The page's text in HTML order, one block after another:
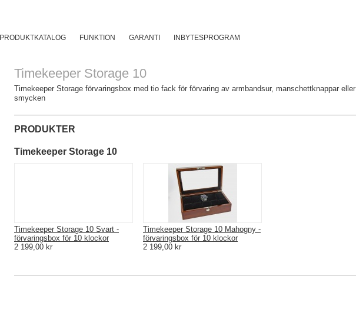
PRODUKTKATALOG FUNKTION GARANTI INBYTESPROGRAM
Timekeeper Storage 10
Timekeeper Storage förvaringsbox med tio fack för förvaring av armbandsur, manschettknappar
smycken
PRODUKTER
Timekeeper Storage 10
Timekeeper Storage 10 Svart -
förvaringsbox för 10 klockor
2 199,00 kr
Timekeeper Storage 10 Mahogny -
förvaringsbox för 10 klockor
2 199,00 kr